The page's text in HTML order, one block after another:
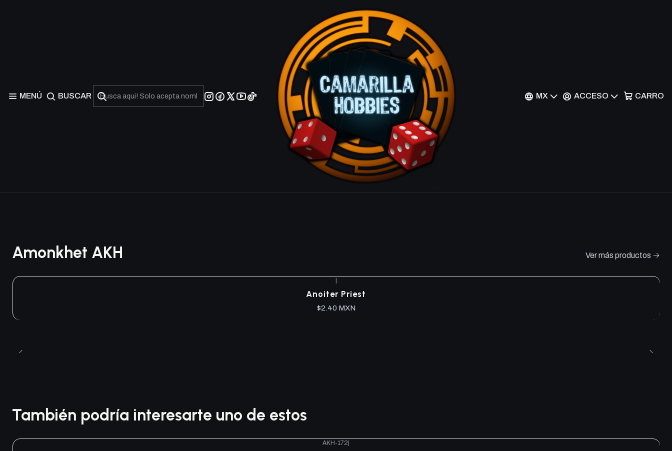
MENÚ BUSCAR MX ACCESO CARRO
Honored Hydra - AKH
Mostrar stock de ubicaciones
COMPARTIR ESTE PRODUCTO
Amonkhet AKH Ver más productos
Anoiter Priest
$2.40 MXN
También podría interesarte uno de estos
AKH-172